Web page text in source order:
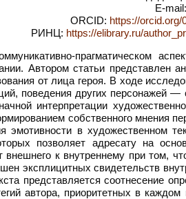
E-
ORCID: https://orcid.org/
РИНЦ: https://elibrary.ru/
прагматическом
Автором статьи представлен
от лица героя. В ходе
поведения других персонажей —
интерпретации
собственного мнения
в художественном
позволяет адресату на
к внутреннему при том,
эксплицитных свидетельств
представляется соотнесение
автора, приоритетных в